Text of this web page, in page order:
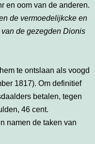
en oom van de anderen.
de vermoedelijkcke en
de gezegden Dionis
te ontslaan als voogd
1817). Om definitief
betalen, tegen
46 cent.
namen de taken van